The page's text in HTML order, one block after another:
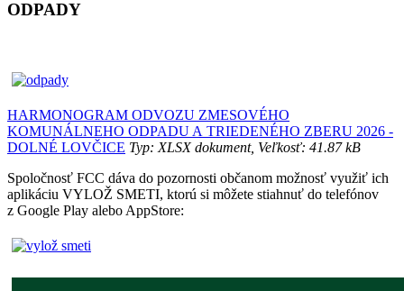
ODPADY
HARMONOGRAM ODVOZU ZMESOVÉHO
KOMUNÁLNEHO ODPADU A TRIEDENÉHO ZBERU 2026 -
DOLNÉ LOVČICE Typ: XLSX dokument, Veľkosť: 41.87 kB
Spoločnosť FCC dáva do pozornosti občanom možnosť využiť ich
aplikáciu VYLOŽ SMETI, ktorú si môžete stiahnuť do telefónov
z Google Play alebo AppStore: